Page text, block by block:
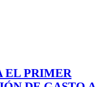
EL PRIMER